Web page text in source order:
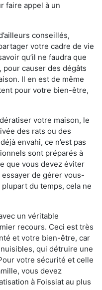
faire appel à un
conseillés,
votre cadre de vie
qu’il ne faudra que
causer des dégâts
Il en est de même
pour votre bien-être,
votre maison, le
des rats ou des
envahi, ce n’est pas
sont préparés à
que vous devez éviter
essayer de gérer vous-
du temps, cela ne
un véritable
recours. Ceci est très
et votre bien-être, car
qui détruire une
votre sécurité et celle
vous devez
à Foissiat au plus